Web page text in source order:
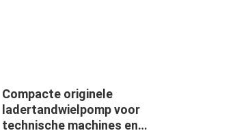
Compacte originele
ladertandwielpomp voor
technische machines en